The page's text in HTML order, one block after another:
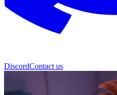
DiscordContact us